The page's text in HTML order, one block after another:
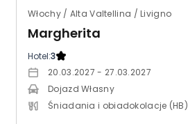
Włochy / Alta Valtellina / Livigno
Margherita
Hotel:3
20.03.2027 - 27.03.2027
Dojazd Własny
Śniadania i obiadokolacje (HB)